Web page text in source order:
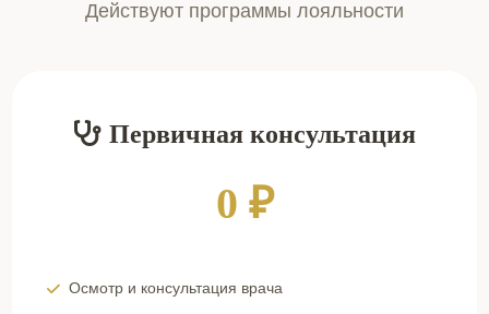
Действуют программы лояльности
Первичная консультация
0 ₽
Осмотр и консультация врача